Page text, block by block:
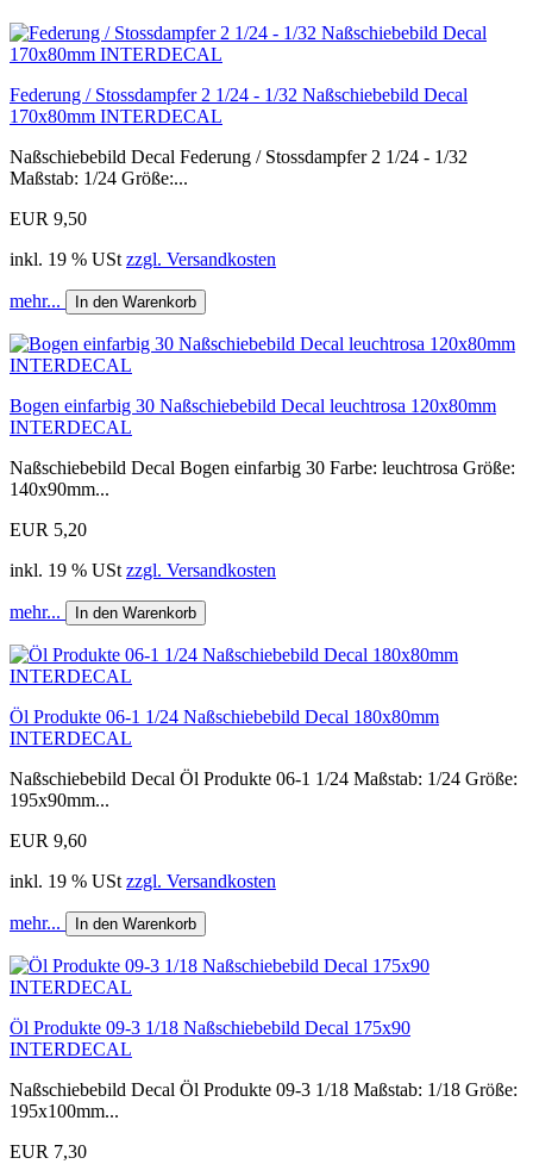
Federung / Stossdampfer 2 1/24 - 1/32 Naßschiebebild Decal
170x80mm INTERDECAL
Naßschiebebild Decal Federung / Stossdampfer 2 1/24 - 1/32
Maßstab: 1/24 Größe:...
EUR 9,50
inkl. 19 % USt zzgl. Versandkosten
mehr... In den Warenkorb
Bogen einfarbig 30 Naßschiebebild Decal leuchtrosa 120x80mm
INTERDECAL
Naßschiebebild Decal Bogen einfarbig 30 Farbe: leuchtrosa Größe:
140x90mm...
EUR 5,20
inkl. 19 % USt zzgl. Versandkosten
mehr... In den Warenkorb
Öl Produkte 06-1 1/24 Naßschiebebild Decal 180x80mm
INTERDECAL
Naßschiebebild Decal Öl Produkte 06-1 1/24 Maßstab: 1/24 Größe:
195x90mm...
EUR 9,60
inkl. 19 % USt zzgl. Versandkosten
mehr... In den Warenkorb
Öl Produkte 09-3 1/18 Naßschiebebild Decal 175x90
INTERDECAL
Naßschiebebild Decal Öl Produkte 09-3 1/18 Maßstab: 1/18 Größe:
195x100mm...
EUR 7,30